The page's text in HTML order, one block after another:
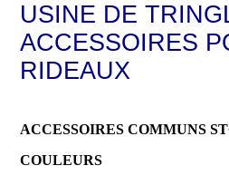
USINE DE
ACCESSOIRES
RIDEAUX
ACCESSOIRES COMMUNS
COULEURS